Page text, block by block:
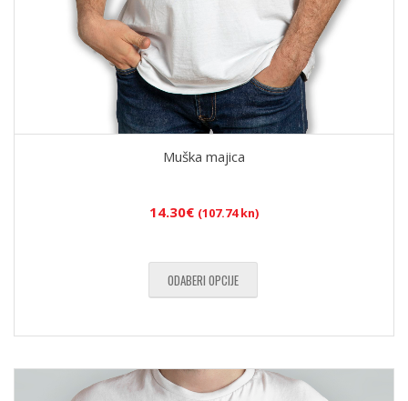
Muška majica
14.30€ (107.74 kn)
ODABERI OPCIJE